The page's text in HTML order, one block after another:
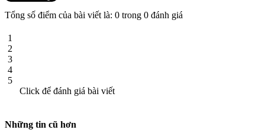
Tổng số điểm của bài viết là: 0 trong 0 đánh giá
1
2
3
4
5
Click để đánh giá bài viết
Những tin cũ hơn